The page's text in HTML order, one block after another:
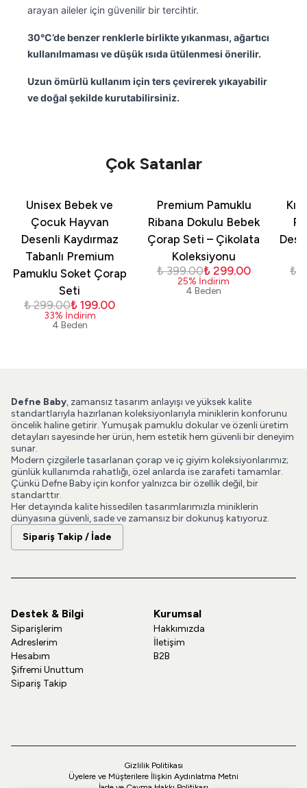
arayan aileler için güvenilir bir tercihtir.
30°C’de benzer renklerle birlikte yıkanması, ağartıcı
kullanılmaması ve düşük ısıda ütülenmesi önerilir.
Uzun ömürlü kullanım için ters çevirerek yıkayabilir
ve doğal şekilde kurutabilirsiniz.
Çok Satanlar
Unisex Bebek ve
Çocuk Hayvan
Desenli Kaydırmaz
Tabanlı Premium
Pamuklu Soket Çorap
Seti
₺ 299.00₺ 199.00
33% İndirim
4 Beden
Premium Pamuklu
Ribana Dokulu Bebek
Çorap Seti – Çikolata
Koleksiyonu
₺ 399.00₺ 299.00
25% İndirim
4 Beden
₺
Defne Baby, zamansız tasarım anlayışı ve yüksek kalite
standartlarıyla hazırlanan koleksiyonlarıyla miniklerin konforunu
öncelik haline getirir. Yumuşak pamuklu dokular ve özenli üretim
detayları sayesinde her ürün, hem estetik hem güvenli bir deneyim
sunar.
Modern çizgilerle tasarlanan çorap ve iç giyim koleksiyonlarımız;
günlük kullanımda rahatlığı, özel anlarda ise zarafeti tamamlar.
Çünkü Defne Baby için konfor yalnızca bir özellik değil, bir
standarttır.
Her detayında kalite hissedilen tasarımlarımızla miniklerin
dünyasına güvenli, sade ve zamansız bir dokunuş katıyoruz.
Sipariş Takip / İade
Destek & Bilgi
Siparişlerim
Adreslerim
Hesabım
Şifremi Unuttum
Sipariş Takip
Kurumsal
Hakkımızda
İletişim
B2B
Gizlilik Politikası
Üyelere ve Müşterilere İlişkin Aydınlatma Metni